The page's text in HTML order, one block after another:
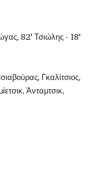
82' Τσιώλης - 18'
Γκαλίτσιος,
Άνταμτσικ,